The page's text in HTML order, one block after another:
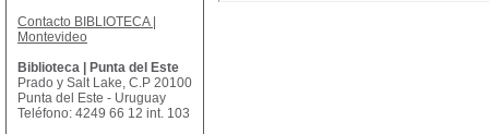
Contacto BIBLIOTECA |
Montevideo
Biblioteca | Punta del Este
Prado y Salt Lake, C.P 20100
Punta del Este - Uruguay
Teléfono: 4249 66 12 int. 103